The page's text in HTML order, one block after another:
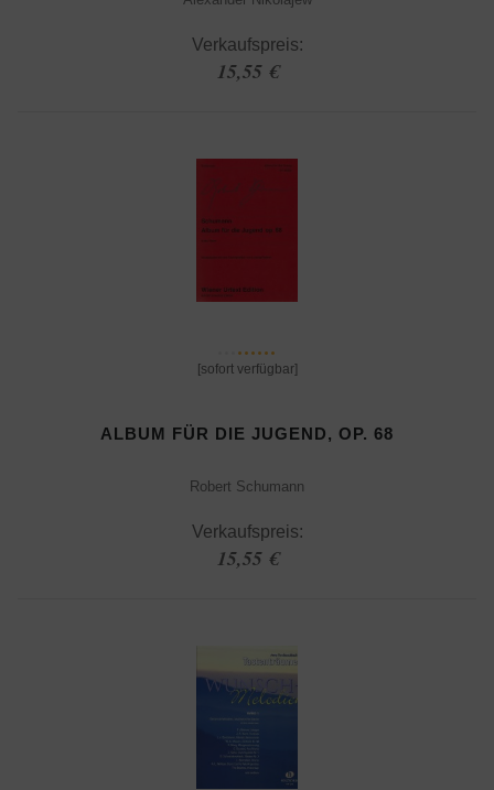
Verkaufspreis:
15,55 €
[sofort verfügbar]
ALBUM FÜR DIE JUGEND, OP. 68
Robert Schumann
Verkaufspreis:
15,55 €